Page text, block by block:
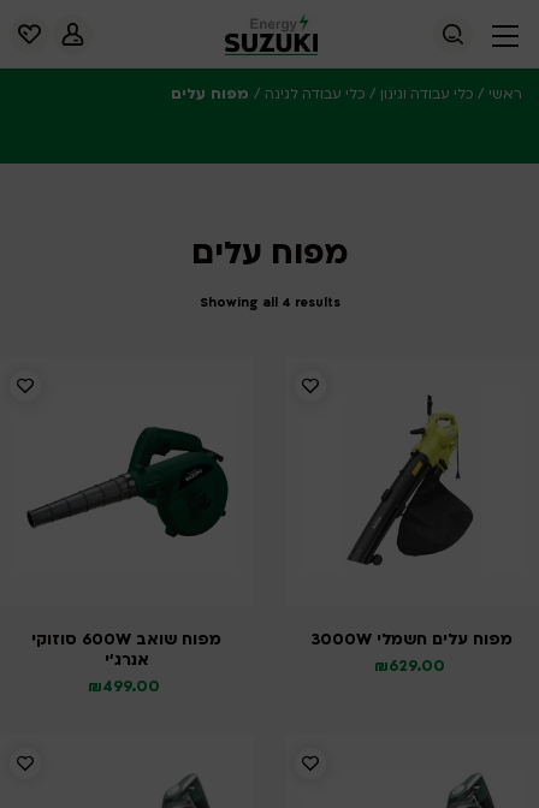
ראשי / כלי עבודה וגינון / כלי עבודה לגינה / מפוח עלים
מפוח עלים
Showing all 4 results
מפוח עלים חשמלי 3000W
629.00
₪
מפוח שואב 600W סוזוקי
אנרג’י
499.00
₪